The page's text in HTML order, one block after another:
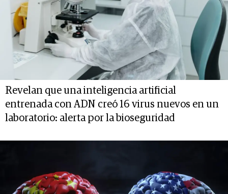
Revelan que una inteligencia artificial
entrenada con ADN creó 16 virus nuevos en un
laboratorio: alerta por la bioseguridad